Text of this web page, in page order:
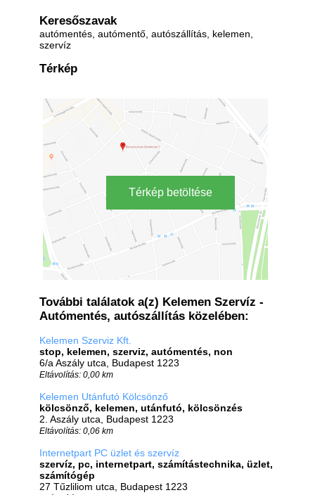
Keresőszavak
autómentés, autómentő, autószállítás, kelemen,
szervíz
Térkép
Térkép betöltése
További találatok a(z) Kelemen Szervíz -
Autómentés, autószállítás közelében:
Kelemen Szerviz Kft.
stop, kelemen, szerviz, autómentés, non
6/a Aszály utca, Budapest 1223
Eltávolítás: 0,00 km
Kelemen Utánfutó Kölcsönző
kölcsönző, kelemen, utánfutó, kölcsönzés
2. Aszály utca, Budapest 1223
Eltávolítás: 0,06 km
Internetpart PC üzlet és szervíz
szervíz, pc, internetpart, számítástechnika, üzlet,
számítógép
27 Tűzliliom utca, Budapest 1223